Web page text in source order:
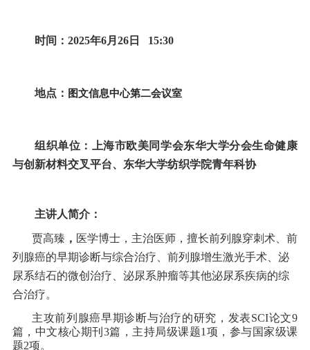
时间： 2025年6月 26 日 15:30
地点： 图文信息中心第二会议室
组织单位：上海市欧美同学会东华大学分会生命健康
与创新材料交叉平台、东华大学纺织学院青年科协
主讲人简介：
贾高臻 ， 医学博士，主治医师，擅长前列腺穿刺术、前
列腺癌的早期诊断与综合治疗、前列腺增生激光手术、泌
尿系结石的微创治疗、泌尿系肿瘤等其他泌尿系疾病的综
合治疗。
主攻前列腺癌早期诊断与治疗的研究，发表SCI论文9
篇，中文核心期刊 3篇，主持局级课题1 项，参与国家级课
题2项。